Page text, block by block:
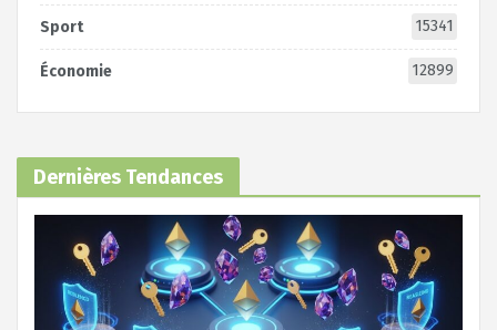
Sport 15341
Économie 12899
Dernières Tendances